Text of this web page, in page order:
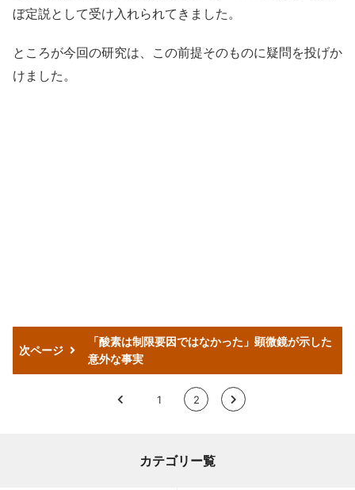
ぼ定説として受け入れられてきました。
ところが今回の研究は、この前提そのものに疑問を投げか
けました。
次ページ
「酸素は制限要因ではなかった」顕微鏡が示した
意外な事実
< 1 2 >
カテゴリー覧